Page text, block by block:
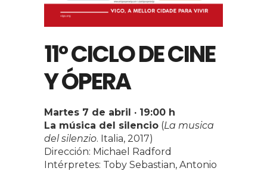
11º CICLO DE CINE
Y ÓPERA
Martes 7 de abril · 19:00 h
La música del silencio (La musica
del silenzio. Italia, 2017)
Dirección: Michael Radford
Intérpretes: Toby Sebastian, Antonio